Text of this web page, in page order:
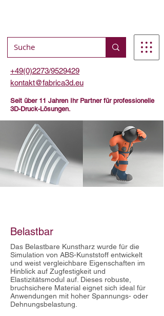
+49(0)2273/9529429
Seit über 11 Jahren Ihr Partner für professionelle
3D-Druck-Lösungen.
kontakt@fabrica3d.eu
Belastbar
Das Belastbare Kunstharz wurde für die
Simulation von ABS-Kunststoff entwickelt
und weist vergleichbare Eigenschaften im
Hinblick auf Zugfestigkeit und
Elastizitätsmodul auf. Dieses robuste,
bruchsichere Material eignet sich ideal für
Anwendungen mit hoher Spannungs- oder
Dehnungsbelastung.